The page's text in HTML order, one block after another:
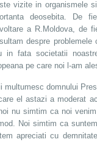
vizite in organismele
deosebita. De
a R.Moldova, de
despre
in fata societatii
pe care noi l-am
multumesc domnului
el astazi a moderat
nu simtim ca noi
Noi simtim ca
apreciati cu